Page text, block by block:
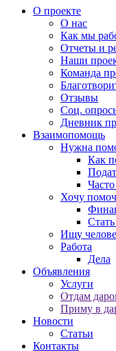
О проекте
О нас
Как мы
Отчеты и
Наши
Команда
Отзывы
Соц.
Дневник
Взаимопомощь
Нужна
Как
Хочу
Ищу
Работа
Дела
Объявления
Услуги
Отдам
Приму в
Новости
Статьи
Контакты